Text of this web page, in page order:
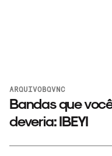
ARQUIVOBQVNC
Bandas que
deveria: IBEYI